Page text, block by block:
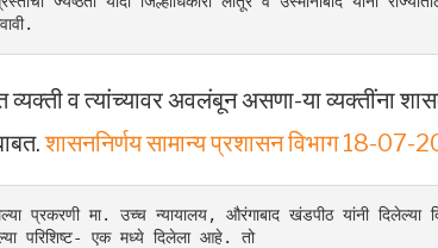
व्यक्ती व त्यांच्यावर अवलंबून असणा-या व्यक्तींना
शासननिर्णय सामान्य प्रशासन विभाग 18-07-
प्रकरणी मा. उच्च न्यायालय, औरंगाबाद खंडपीठ यांनी दिलेल्या
परिशिष्ट- एक मध्ये दिलेला आहे. तो